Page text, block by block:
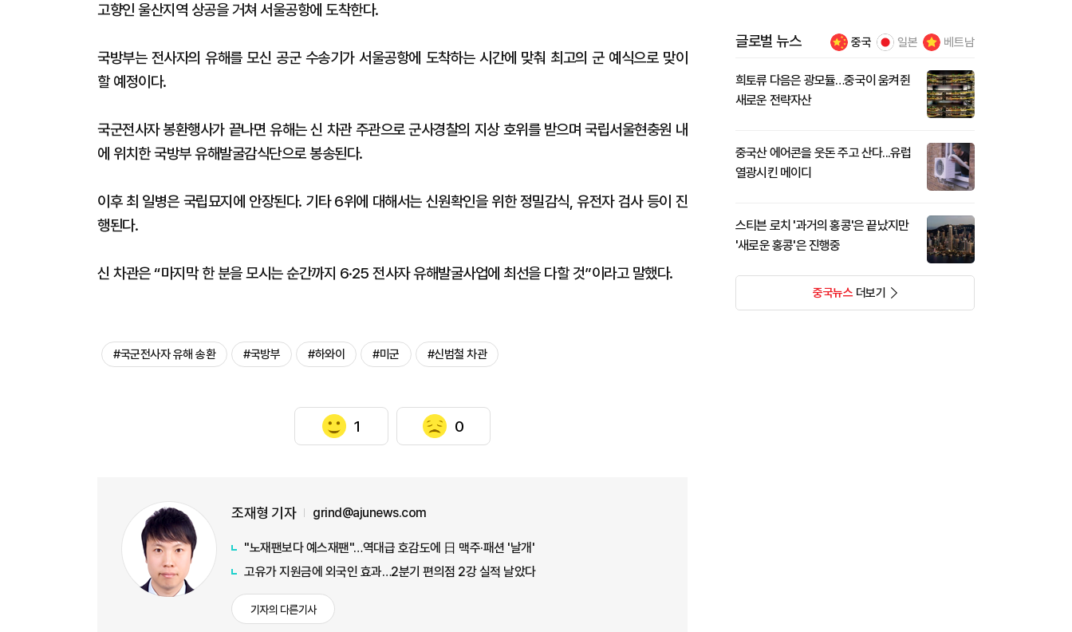
고향인 울산지역 상공을 거쳐 서울공항에 도착한다.
국방부는 전사자의 유해를 모신 공군 수송기가 서울공항에 도착하는 시간에 맞춰 최고의 군 예식으로 맞이
할 예정이다.
국군전사자 봉환행사가 끝나면 유해는 신 차관 주관으로 군사경찰의 지상 호위를 받으며 국립서울현충원 내
에 위치한 국방부 유해발굴감식단으로 봉송된다.
이후 최 일병은 국립묘지에 안장된다. 기타 6위에 대해서는 신원확인을 위한 정밀감식, 유전자 검사 등이 진
행된다.
신 차관은 “마지막 한 분을 모시는 순간까지 6·25 전사자 유해발굴사업에 최선을 다할 것”이라고 말했다.
#국군전사자 유해 송환 #국방부 #하와이 #미군 #신범철 차관
1 0
조재형 기자 grind@ajunews.com
"노재팬보다 예스재팬"…역대급 호감도에 日 맥주·패션 '날개'
고유가 지원금에 외국인 효과…2분기 편의점 2강 실적 날았다
기자의 다른기사
글로벌 뉴스 중국 일본 베트남
희토류 다음은 광모듈…중국이 움켜쥔
새로운 전략자산
중국산 에어콘을 웃돈 주고 산다...유럽
열광시킨 메이디
스티븐 로치 '과거의 홍콩'은 끝났지만
'새로운 홍콩'은 진행중
중국뉴스더보기